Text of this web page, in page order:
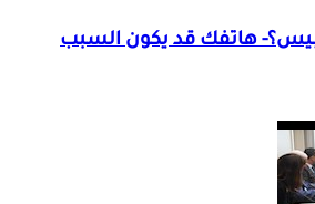
هاتفك قد يكون السبب